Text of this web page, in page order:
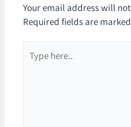
Your email address will
Required fields are marked
here..